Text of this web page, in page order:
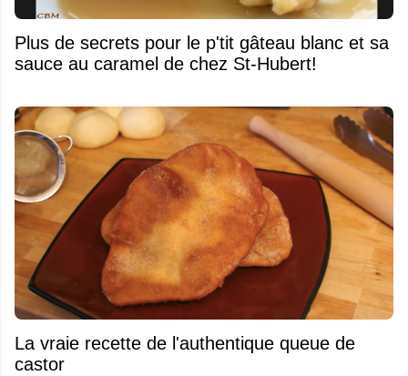
Plus de secrets pour le p'tit gâteau blanc et sa
sauce au caramel de chez St-Hubert!
La vraie recette de l'authentique queue de
castor